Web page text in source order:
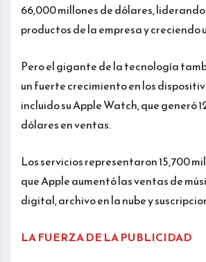
66,000 millones de dólares,
productos de la empresa y creciendo
Pero el gigante de la tecnología
un fuerte crecimiento en los
incluido su Apple Watch, que generó
dólares en ventas.
Los servicios representaron 15,700
que Apple aumentó las ventas de
digital, archivo en la nube y
LA FUERZA DE LA PUBLICIDAD